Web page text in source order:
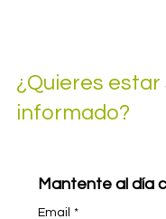
Mantente al día
Email *
¿Quieres
informado?